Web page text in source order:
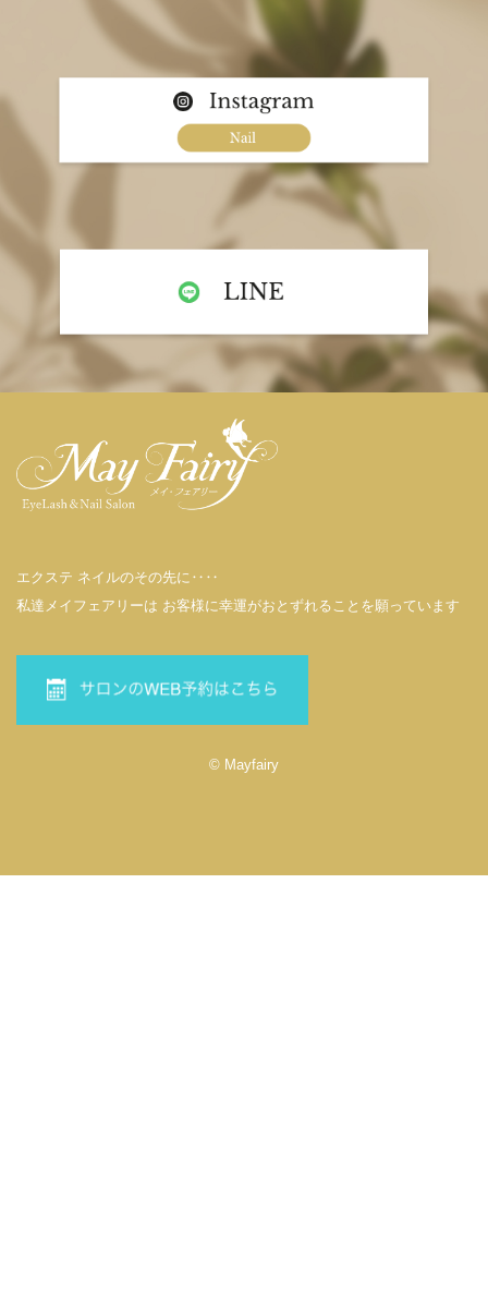
エクステ ネイルのその先に‥‥
私達メイフェアリーは お客様に幸運がおとずれることを願っています
© Mayfairy